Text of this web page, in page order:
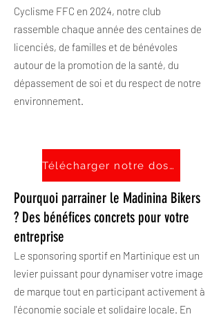
Cyclisme FFC en 2024, notre club
rassemble chaque année des centaines de
licenciés, de familles et de bénévoles
autour de la promotion de la santé, du
dépassement de soi et du respect de notre
environnement.
Télécharger notre dossier de partenariat
Pourquoi parrainer le Madinina Bikers
? Des bénéfices concrets pour votre
entreprise
Le sponsoring sportif en Martinique est un
levier puissant pour dynamiser votre image
de marque tout en participant activement à
l'économie sociale et solidaire locale. En